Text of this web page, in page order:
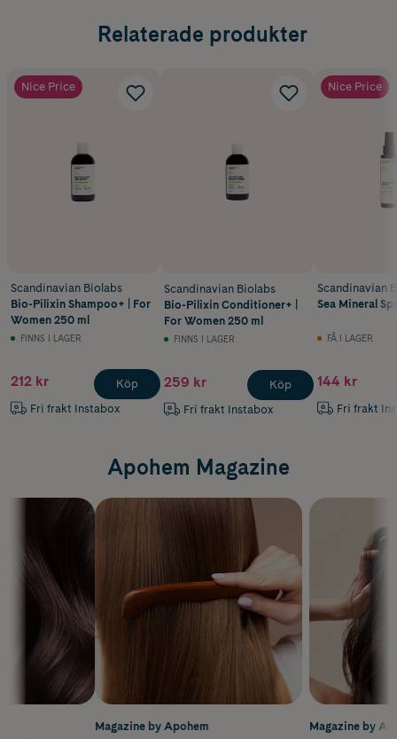
Relaterade produkter
Nice Price
Scandinavian Biolabs
Bio-Pilixin Shampoo+ | For
Women 250 ml
FINNS I LAGER
212 kr
Fri frakt Instabox
Köp
Scandinavian Biolabs
Bio-Pilixin Conditioner+ |
For Women 250 ml
FINNS I LAGER
259 kr
Fri frakt Instabox
Köp
Nice Price
Scandinavian
Sea Mineral
FÅ I LAGER
144 kr
Fri frakt
Apohem Magazine
Magazine by
Magazine by Apohem